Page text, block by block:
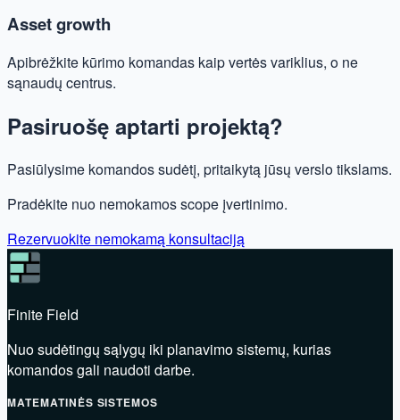
Asset growth
Apibrėžkite kūrimo komandas kaip vertės variklius, o ne
sąnaudų centrus.
Pasiruošę aptarti projektą?
Pasiūlysime komandos sudėtį, pritaikytą jūsų verslo tikslams.
Pradėkite nuo nemokamos scope įvertinimo.
Rezervuokite nemokamą konsultaciją
Finite Field
Nuo sudėtingų sąlygų iki planavimo sistemų, kurias
komandos gali naudoti darbe.
MATEMATINĖS SISTEMOS